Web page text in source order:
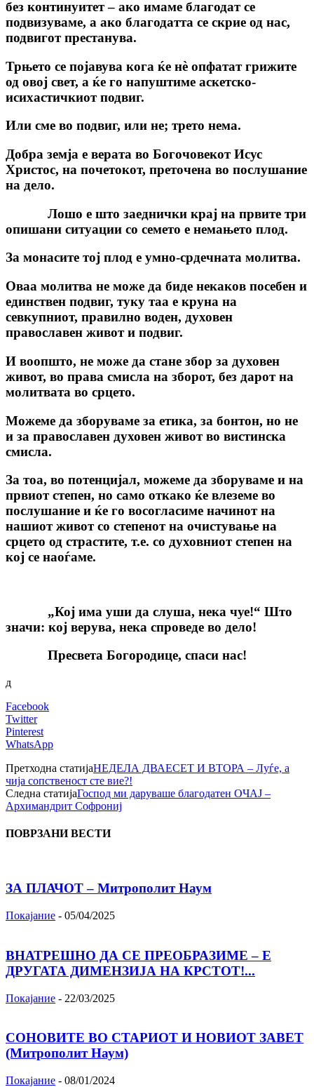
без континуитет – ако имаме благодат се
подвизуваме, а ако благодатта се скрие од нас,
подвигот престанува.
Трњето се појавува кога ќе нѐ опфатат грижите
од овој свет, а ќе го напуштиме аскетско-
исихастичкиот подвиг.
Или сме во подвиг, или не; трето нема.
Добра земја е верата во Богочовекот Исус
Христос, на почетокот, преточена во послушание
на дело.
Лошо е што заеднички крај на првите три
опишани ситуации со семето е немањето плод.
За монасите тој плод е умно-срдечната молитва.
Оваа молитва не може да биде некаков посебен и
единствен подвиг, туку таа е круна на
севкупниот, правилно воден, духовен
православен живот и подвиг.
И воопшто, не може да стане збор за духовен
живот, во права смисла на зборот, без дарот на
молитвата во срцето.
Можеме да зборуваме за етика, за бонтон, но не
и за православен духовен живот во вистинска
смисла.
За тоа, во потенцијал, можеме да зборуваме и на
првиот степен, но само откако ќе влеземе во
послушание и ќе го восогласиме начинот на
нашиот живот со степенот на очистување на
срцето од страстите, т.е. со духовниот степен на
кој се наоѓаме.
„Кој има уши да слуша, нека чуе!“ Што
значи: кој верува, нека спроведе во дело!
Пресвета Богородице, спаси нас!
д
Facebook
Twitter
Pinterest
WhatsApp
Претходна статијаНЕДЕЛА ДВАЕСЕТ И ВТОРА – Луѓе, a
чија сопственост сте вие?!
Следна статијаГоспод ми даруваше благодатен ОЧАЈ –
Архимандрит Софрониј
ПОВРЗАНИ ВЕСТИ
ЗА ПЛАЧОТ – Митрополит Наум
Покајание - 05/04/2025
ВНАТРЕШНО ДА СЕ ПРЕОБРАЗИМЕ – Е
ДРУГАТА ДИМЕНЗИЈА НА КРСТОТ!...
Покајание - 22/03/2025
СОНОВИТЕ ВО СТАРИОТ И НОВИОТ ЗАВЕТ
(Митрополит Наум)
Покајание - 08/01/2024